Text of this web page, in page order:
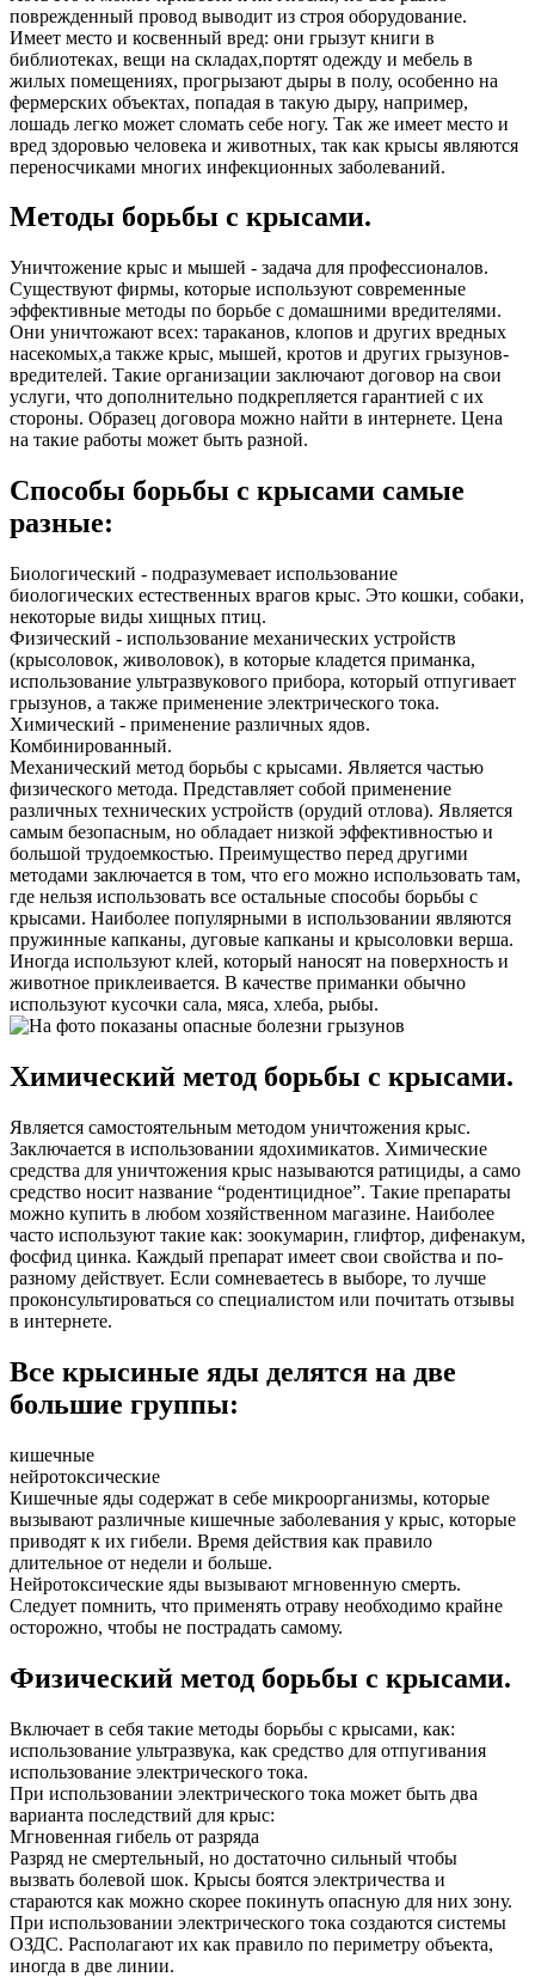
поврежденный провод выводит из строя оборудование.
Имеет место и косвенный вред: они грызут книги в
библиотеках, вещи на складах,портят одежду и мебель в
жилых помещениях, прогрызают дыры в полу, особенно на
фермерских объектах, попадая в такую дыру, например,
лошадь легко может сломать себе ногу. Так же имеет место и
вред здоровью человека и животных, так как крысы являются
переносчиками многих инфекционных заболеваний.
Методы борьбы с крысами.
Уничтожение крыс и мышей - задача для профессионалов.
Существуют фирмы, которые используют современные
эффективные методы по борьбе с домашними вредителями.
Они уничтожают всех: тараканов, клопов и других вредных
насекомых,а также крыс, мышей, кротов и других грызунов-
вредителей. Такие организации заключают договор на свои
услуги, что дополнительно подкрепляется гарантией с их
стороны. Образец договора можно найти в интернете. Цена
на такие работы может быть разной.
Способы борьбы с крысами самые
разные:
Биологический - подразумевает использование
биологических естественных врагов крыс. Это кошки, собаки,
некоторые виды хищных птиц.
Физический - использование механических устройств
(крысоловок, живоловок), в которые кладется приманка,
использование ультразвукового прибора, который отпугивает
грызунов, а также применение электрического тока.
Химический - применение различных ядов.
Комбинированный.
Механический метод борьбы с крысами. Является частью
физического метода. Представляет собой применение
различных технических устройств (орудий отлова). Является
самым безопасным, но обладает низкой эффективностью и
большой трудоемкостью. Преимущество перед другими
методами заключается в том, что его можно использовать там,
где нельзя использовать все остальные способы борьбы с
крысами. Наиболее популярными в использовании являются
пружинные капканы, дуговые капканы и крысоловки верша.
Иногда используют клей, который наносят на поверхность и
животное приклеивается. В качестве приманки обычно
используют кусочки сала, мяса, хлеба, рыбы.
Химический метод борьбы с крысами.
Является самостоятельным методом уничтожения крыс.
Заключается в использовании ядохимикатов. Химические
средства для уничтожения крыс называются ратициды, а само
средство носит название “родентицидное”. Такие препараты
можно купить в любом хозяйственном магазине. Наиболее
часто используют такие как: зоокумарин, глифтор, дифенакум,
фосфид цинка. Каждый препарат имеет свои свойства и по-
разному действует. Если сомневаетесь в выборе, то лучше
проконсультироваться со специалистом или почитать отзывы
в интернете.
Все крысиные яды делятся на две
большие группы:
кишечные
нейротоксические
Кишечные яды содержат в себе микроорганизмы, которые
вызывают различные кишечные заболевания у крыс, которые
приводят к их гибели. Время действия как правило
длительное от недели и больше.
Нейротоксические яды вызывают мгновенную смерть.
Следует помнить, что применять отраву необходимо крайне
осторожно, чтобы не пострадать самому.
Физический метод борьбы с крысами.
Включает в себя такие методы борьбы с крысами, как:
использование ультразвука, как средство для отпугивания
использование электрического тока.
При использовании электрического тока может быть два
варианта последствий для крыс:
Мгновенная гибель от разряда
Разряд не смертельный, но достаточно сильный чтобы
вызвать болевой шок. Крысы боятся электричества и
стараются как можно скорее покинуть опасную для них зону.
При использовании электрического тока создаются системы
ОЗДС. Располагают их как правило по периметру объекта,
иногда в две линии.